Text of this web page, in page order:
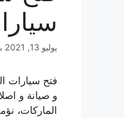
يوليو 13, 2021
فتح سيارات
و صيانة و
الماركات،